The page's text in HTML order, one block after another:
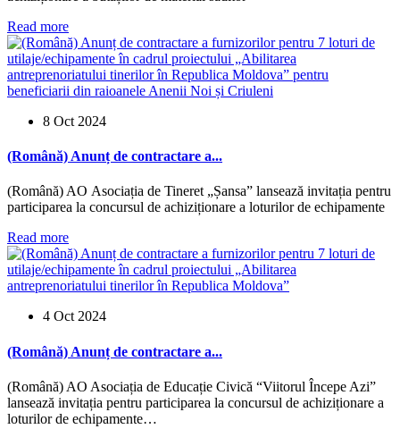
Read more
8 Oct 2024
(Română) Anunț de contractare a...
(Română) AO Asociația de Tineret „Șansa” lansează invitația pentru
participarea la concursul de achiziționare a loturilor de echipamente
Read more
4 Oct 2024
(Română) Anunț de contractare a...
(Română) AO Asociația de Educație Civică “Viitorul Începe Azi”
lansează invitația pentru participarea la concursul de achiziționare a
loturilor de echipamente…